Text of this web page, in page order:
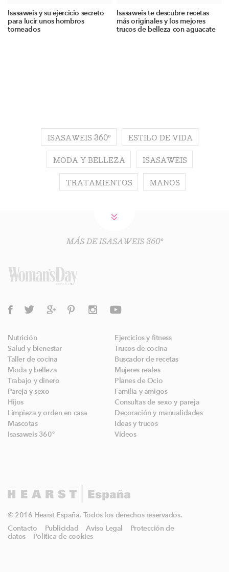
Isasaweis y su ejercicio secreto
para lucir unos hombros
torneados
Isasaweis te descubre recetas
más originales y los mejores
trucos de belleza con aguacate
ISASAWEIS 360º ESTILO DE VIDA
MODA Y BELLEZA ISASAWEIS
TRATAMIENTOS MANOS
MÁS DE ISASAWEIS 360º
Nutrición
Ejercicios y fitness
Salud y bienestar
Trucos de cocina
Taller de cocina
Buscador de recetas
Moda y belleza
Mujeres reales
Trabajo y dinero
Planes de Ocio
Pareja y sexo
Familia y amigos
Hijos
Consultas de sexo y pareja
Limpieza y orden en casa
Decoración y manualidades
Mascotas
Ideas y trucos
Isasaweis 360º
Vídeos
© 2016 Hearst España. Todos los derechos reservados.
Contacto
Publicidad Aviso Legal
Protección de
datos
Política de cookies